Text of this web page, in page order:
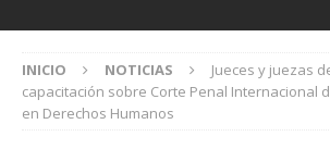
INICIO NOTICIAS
Jueces y juezas
capacitación sobre Corte Penal Internacional
en Derechos Humanos